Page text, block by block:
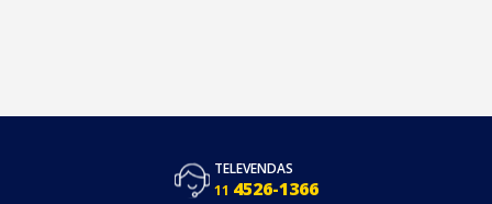
TELEVENDAS
11 4526-1366